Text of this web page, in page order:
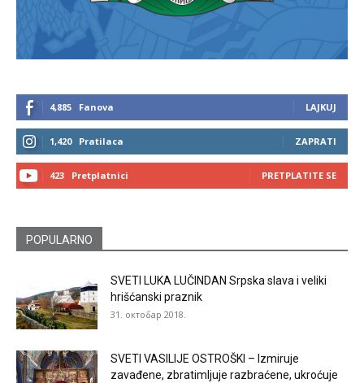
4,885 Fanova LAJKUJ
1,420 Pratilaca ZAPRATI
423 Pretplatnici PRETPLATITE SE
POPULARNO
SVETI LUKA LUČINDAN Srpska slava i veliki
hrišćanski praznik
31. октобар 2018.
SVETI VASILIJE OSTROŠKI – Izmiruje
zavađene, zbratimljuje razbraćene, ukroćuje